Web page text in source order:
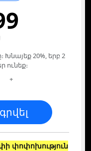
20%, երբ 2
ունեք։
+
փոփոխություն